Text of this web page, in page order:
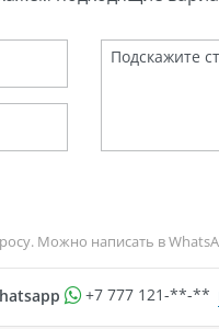
Можно написать в
+7 777 121-**-**